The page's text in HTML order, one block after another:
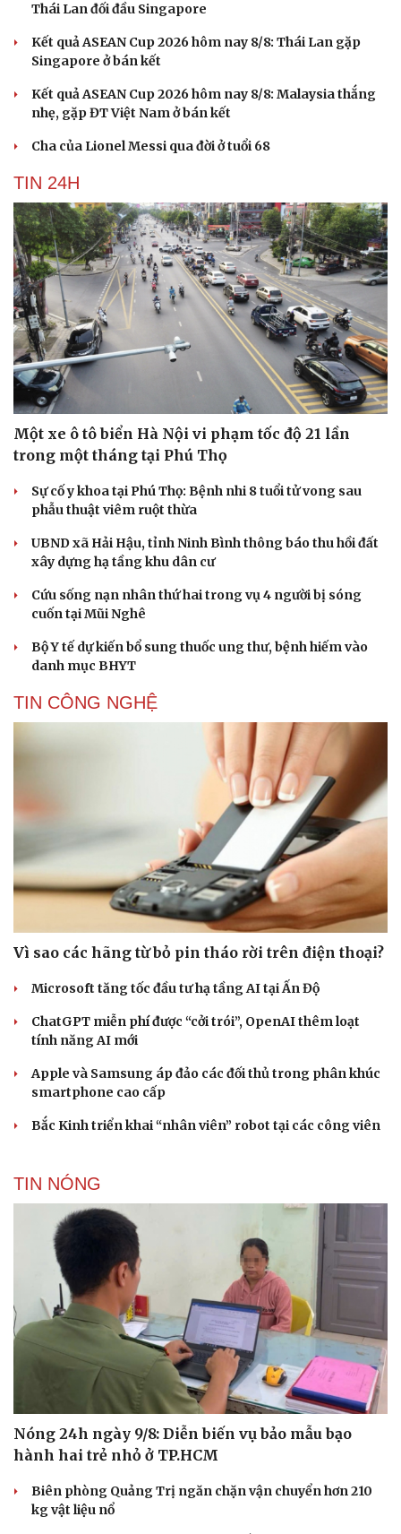
Cải chính
Thái Lan đối đầu Singapore
Kết quả ASEAN Cup 2026 hôm nay 8/8: Thái Lan gặp
Singapore ở bán kết
Kết quả ASEAN Cup 2026 hôm nay 8/8: Malaysia thắng
nhẹ, gặp ĐT Việt Nam ở bán kết
Cha của Lionel Messi qua đời ở tuổi 68
TIN 24H
Một xe ô tô biển Hà Nội vi phạm tốc độ 21 lần
trong một tháng tại Phú Thọ
Sự cố y khoa tại Phú Thọ: Bệnh nhi 8 tuổi tử vong sau
phẫu thuật viêm ruột thừa
UBND xã Hải Hậu, tỉnh Ninh Bình thông báo thu hồi đất
xây dựng hạ tầng khu dân cư
Cứu sống nạn nhân thứ hai trong vụ 4 người bị sóng
cuốn tại Mũi Nghê
Bộ Y tế dự kiến bổ sung thuốc ung thư, bệnh hiếm vào
danh mục BHYT
TIN CÔNG NGHỆ
Vì sao các hãng từ bỏ pin tháo rời trên điện thoại?
Microsoft tăng tốc đầu tư hạ tầng AI tại Ấn Độ
ChatGPT miễn phí được “cởi trói”, OpenAI thêm loạt
tính năng AI mới
Apple và Samsung áp đảo các đối thủ trong phân khúc
smartphone cao cấp
Bắc Kinh triển khai “nhân viên” robot tại các công viên
TIN NÓNG
Nóng 24h ngày 9/8: Diễn biến vụ bảo mẫu bạo
hành hai trẻ nhỏ ở TP.HCM
Biên phòng Quảng Trị ngăn chặn vận chuyển hơn 210
kg vật liệu nổ